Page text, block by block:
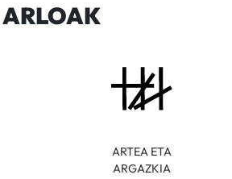
ARLOAK
ARTEA ETA
ARGAZKIA